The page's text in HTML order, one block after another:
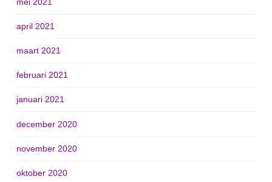
april 2021
maart 2021
februari 2021
januari 2021
december 2020
november 2020
oktober 2020